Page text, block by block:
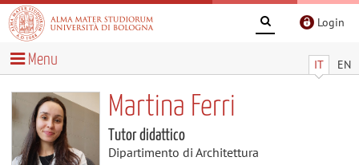
Login
IT EN
Menu
Martina Ferri
Tutor didattico
Dipartimento di Architettura